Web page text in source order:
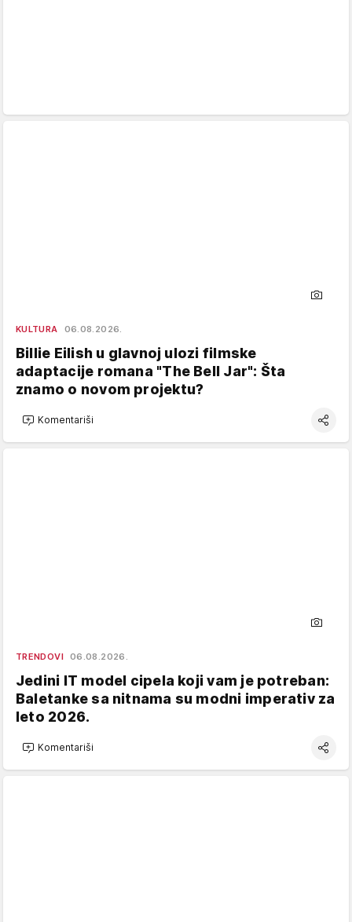
KULTURA 06.08.2026.
Billie Eilish u glavnoj ulozi filmske
adaptacije romana "The Bell Jar": Šta
znamo o novom projektu?
Komentariši
TRENDOVI 06.08.2026.
Jedini IT model cipela koji vam je potreban:
Baletanke sa nitnama su modni imperativ za
leto 2026.
Komentariši